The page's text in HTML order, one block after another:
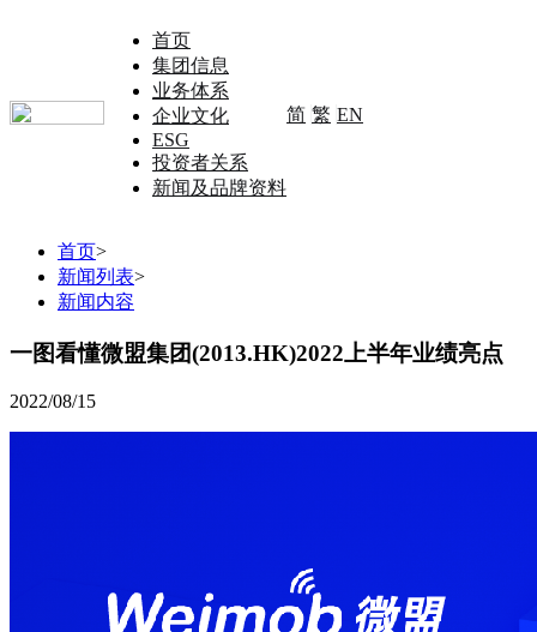
首页
集团信息
业务体系
企业文化
ESG
投资者关系
新闻及品牌资料
简 繁 EN
首页>
新闻列表>
新闻内容
一图看懂微盟集团(2013.HK)2022上半年业绩亮点
2022/08/15